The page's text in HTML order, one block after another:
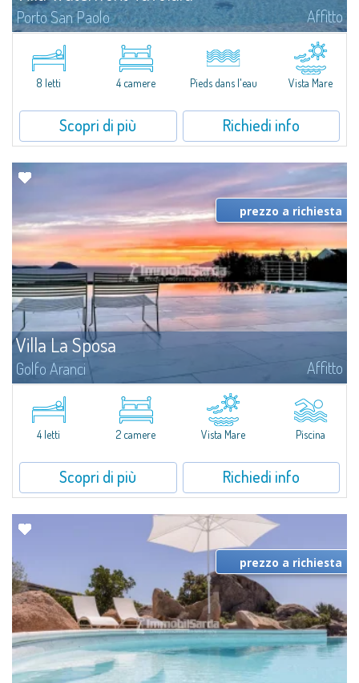
Porto San Paolo Affitto
features assolutamente esclusive di Villa Waterfront Tavolara, stupenda villa
pieds dans l’eau in affitto a due passi dalla celebre...
8 letti
4 camere Pieds dans l'eau Vista Mare
Scopri di più Richiedi info
Villa La Sposa
Golfo Aranci Affitto
Villa La Sposa è una villa indipendente esclusiva in affitto con piscina
infinity ad acqua salata, ambientata con una vista mozzafiato sul mare. Da
qui vi sembrerà quasi di toccare il mare: potrete infatti ammirarlo...
prezzo a richiesta
4 letti 2 camere Vista Mare Piscina
Scopri di più Richiedi info
prezzo a richiesta